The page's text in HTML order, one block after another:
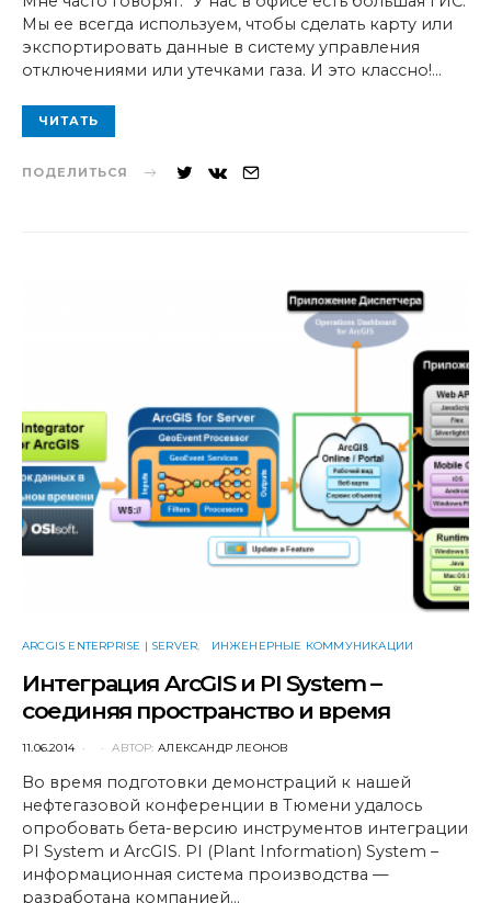
Мы ее всегда используем, чтобы сделать карту или
экспортировать данные в систему управления
отключениями или утечками газа. И это классно!…
ЧИТАТЬ
ПОДЕЛИТЬСЯ
ARCGIS ENTERPRISE | SERVER ИНЖЕНЕРНЫЕ КОММУНИКАЦИИ
Интеграция ArcGIS и PI System –
соединяя пространство и время
POSTED
11.06.2014 АВТОР: АЛЕКСАНДР ЛЕОНОВ
Во время подготовки демонстраций к нашей
нефтегазовой конференции в Тюмени удалось
опробовать бета-версию инструментов интеграции
PI System и ArcGIS. PI (Plant Information) System –
информационная система производства —
разработана компанией…